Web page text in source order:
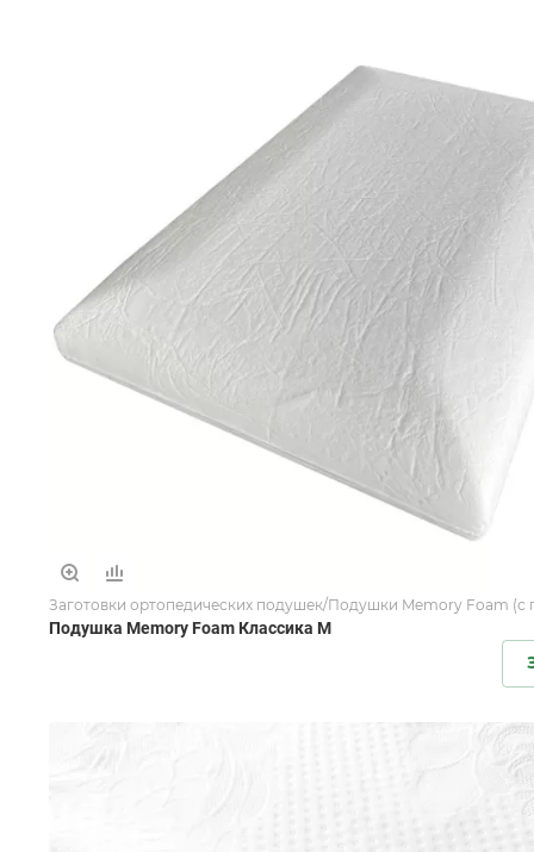
Заготовки ортопедических подушек/Подушки Memory Foam (с
Подушка Memory Foam Классика M